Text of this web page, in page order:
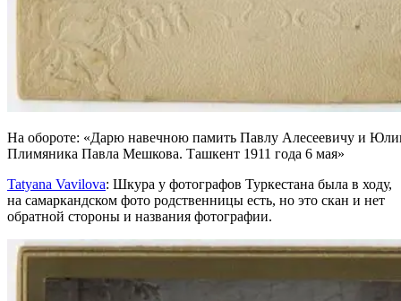
На обороте: «Дарю навечною памить Павлу Алесеевичу и
Плимяника Павла Мешкова. Ташкент 1911 года 6 мая»
Tatyana Vavilova: Шкура у фотографов Туркестана была в ходу,
на самаркандском фото родственницы есть, но это скан и нет
обратной стороны и названия фотографии.